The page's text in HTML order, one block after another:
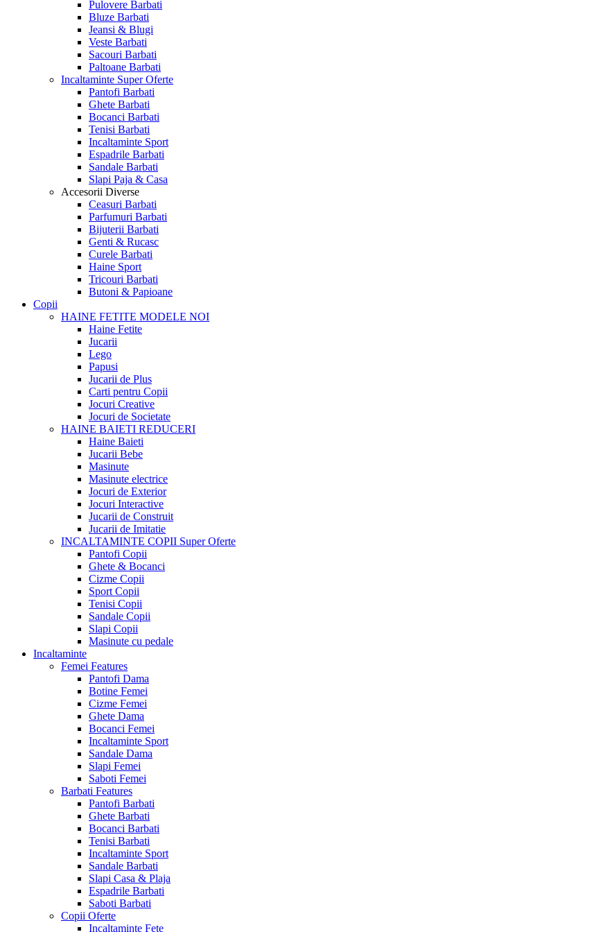
Pulovere Barbati
Bluze Barbati
Jeansi & Blugi
Veste Barbati
Sacouri Barbati
Paltoane Barbati
Incaltaminte Super Oferte
Pantofi Barbati
Ghete Barbati
Bocanci Barbati
Tenisi Barbati
Incaltaminte Sport
Espadrile Barbati
Sandale Barbati
Slapi Paja & Casa
Accesorii Diverse
Ceasuri Barbati
Parfumuri Barbati
Bijuterii Barbati
Genti & Rucasc
Curele Barbati
Haine Sport
Tricouri Barbati
Butoni & Papioane
Copii
HAINE FETITE MODELE NOI
Haine Fetite
Jucarii
Lego
Papusi
Jucarii de Plus
Carti pentru Copii
Jocuri Creative
Jocuri de Societate
HAINE BAIETI REDUCERI
Haine Baieti
Jucarii Bebe
Masinute
Masinute electrice
Jocuri de Exterior
Jocuri Interactive
Jucarii de Construit
Jucarii de Imitatie
INCALTAMINTE COPII Super Oferte
Pantofi Copii
Ghete & Bocanci
Cizme Copii
Sport Copii
Tenisi Copii
Sandale Copii
Slapi Copii
Masinute cu pedale
Incaltaminte
Femei Features
Pantofi Dama
Botine Femei
Cizme Femei
Ghete Dama
Bocanci Femei
Incaltaminte Sport
Sandale Dama
Slapi Femei
Saboti Femei
Barbati Features
Pantofi Barbati
Ghete Barbati
Bocanci Barbati
Tenisi Barbati
Incaltaminte Sport
Sandale Barbati
Slapi Casa & Plaja
Espadrile Barbati
Saboti Barbati
Copii Oferte
Incaltaminte Fete